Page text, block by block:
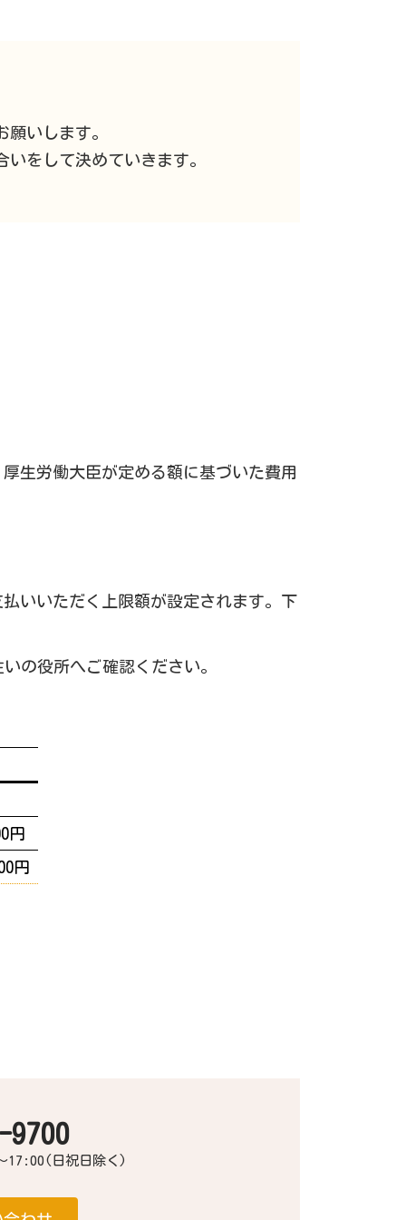
いします。
をして決めていきます。
生労働大臣が定める額に基づいた費用
いいただく上限額が設定されます。下
の役所へご確認ください。
円
円
9700
17:00(日祝日除く)